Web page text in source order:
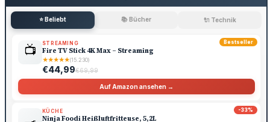
⭐ Beliebt 📚 Bücher 🔌 Technik
Bestseller
📺 STREAMING
Fire TV Stick 4K Max – Streaming
★★★★★(15.230)
€44,99€69,99
Auf Amazon ansehen →
-33%
KÜCHE
Ninja Foodi Heißluftfritteuse, 5,2L